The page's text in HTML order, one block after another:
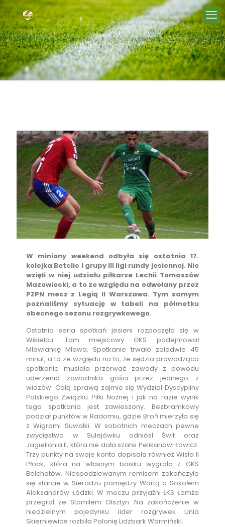
W miniony weekend odbyła się ostatnia 17.
kolejka Betclic I grupy III ligi rundy jesiennej. Nie
wzięli w niej udziału piłkarze Lechii Tomaszów
Mazowiecki, a to ze względu na odwołany przez
PZPN mecz z Legią II Warszawa. Tym samym
poznaliśmy sytuację w tabeli na półmetku
obecnego sezonu rozgrywkowego.
Ostatnia seria spotkań jesieni rozpoczęła się w
Wikielcu. Tam miejscowy GKS podejmował
Mławiankę Mława. Spotkanie trwało zaledwie 45
minut, a to ze względu na to, że sędzia prowadząca
spotkanie musiała przerwać zawody z powodu
uderzenia zawodnika gości przez jednego z
widzów. Całą sprawą zajmie się Wydział Dyscypliny
Polskiego Związku Piłki Nożnej i jak na razie wynik
tego spotkania jest zawieszony. Bezbramkowy
podział punktów w Radomiu, gdzie Broń mierzyła się
z Wigrami Suwałki. W sobotnich meczach pewne
zwycięstwo w Sulejówku odniósł Świt oraz
Jagiellonia II, która nie dała szans Pelikanowi Łowicz.
Trzy punkty na swoje konto dopisała również Wisła II
Płock, która na własnym boisku wygrała z GKS
Bełchatów. Niespodziewanym remisem zakończyło
się starcie w Sieradzu pomiędzy Wartą a Sokołem
Aleksandrów Łódzki. W meczu przyjaźni ŁKS Łomża
przegrał ze Stomilem Olsztyn. Na zakończenie w
niedzielnym pojedynku lider rozgrywek Unia
Skierniewice rozbiła Polonię Lidzbark Warmiński.